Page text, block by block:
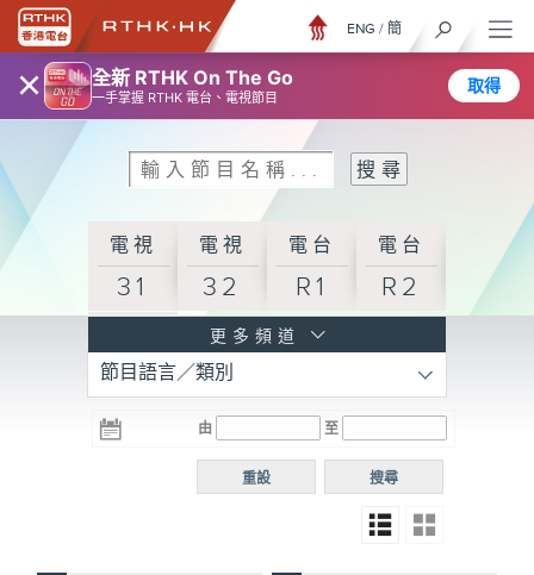
× 全新 RTHK On The Go
一手掌握 RTHK 電台、電視節目
取得
ENG / 簡
電視
31
電視
32
電台
R1
電台
R2
R3
電台 電台
R5
電台
普通
更多頻道
節目語言／類別
由 至
搜尋
重設